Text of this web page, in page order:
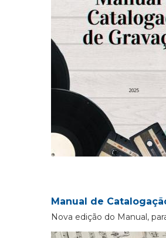
Manual de
Nova edição do Manual,